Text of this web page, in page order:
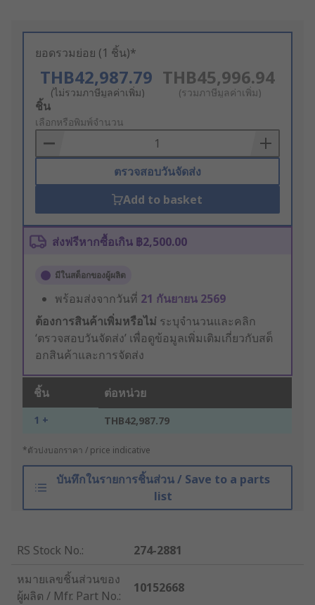
ยอดรวมย่อย (1 ชิ้น)*
THB42,987.79
(ไม่รวมภาษีมูลค่าเพิ่ม)
THB45,996.94
(รวมภาษีมูลค่าเพิ่ม)
Add
to
Basket
ชิ้น
เลือกหรือพิมพ์จำนวน
ตรวจสอบวันจัดส่ง
Add to basket
ส่งฟรีหากซื้อเกิน ฿2,500.00
มีในสต็อกของผู้ผลิต
พร้อมส่งจากวันที่ 21 กันยายน 2569
ต้องการสินค้าเพิ่มหรือไม่ ระบุจำนวนและคลิก
‘ตรวจสอบวันจัดส่ง’ เพื่อดูข้อมูลเพิ่มเติมเกี่ยวกับสต็
อกสินค้าและการจัดส่ง
ชิ้น ต่อหน่วย
1 + THB42,987.79
*ตัวบ่งบอกราคา / price indicative
บันทึกในรายการชิ้นส่วน / Save to a parts
list
RS Stock No.:
274-2881
หมายเลขชิ้นส่วนของ
ผู้ผลิต / Mfr. Part No.:
10152668